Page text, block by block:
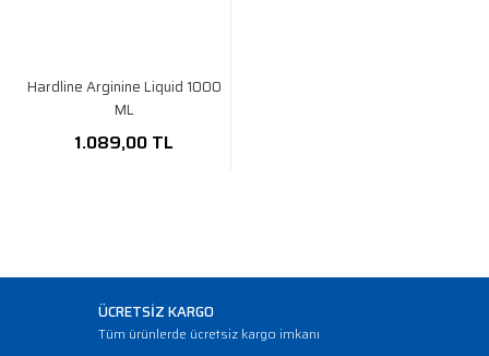
Hardline Arginine Liquid 1000
ML
1.089,00 TL
ÜCRETSİZ KARGO
Tüm ürünlerde ücretsiz kargo imkanı